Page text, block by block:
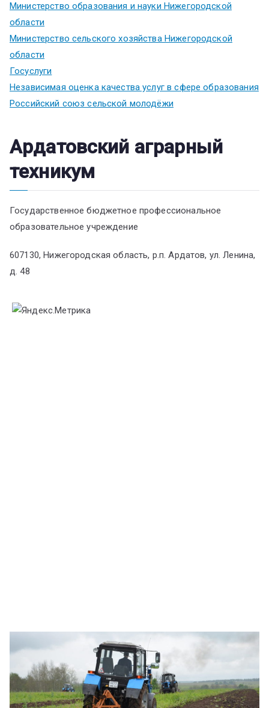
Министерство образования и науки Нижегородской
области
Министерство сельского хозяйства Нижегородской
области
Госуслуги
Независимая оценка качества услуг в сфере образования
Российский союз сельской молодёжи
Ардатовский аграрный
техникум
Государственное бюджетное профессиональное
образовательное учреждение
607130, Нижегородская область, р.п. Ардатов, ул. Ленина,
д. 48